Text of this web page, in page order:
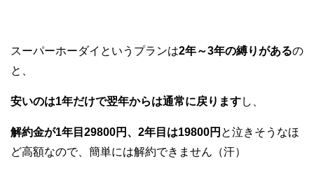
スーパーホーダイというプランは2年～3年の縛りがあるの
と、
安いのは1年だけで翌年からは通常に戻りますし、
解約金が1年目29800円、2年目は19800円 と泣きそうなほ
ど高額なので、簡単には解約できません（汗）